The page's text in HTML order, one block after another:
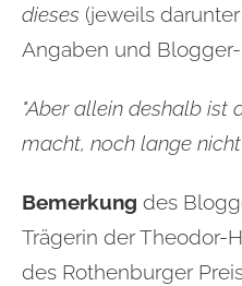
dieses (jeweils
Angaben und
"Aber allein deshalb ist
macht, noch lange nicht
Bemerkung des
Trägerin der Theodor-
des Rothenburger